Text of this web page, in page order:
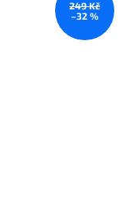
249 Kč
–32 %